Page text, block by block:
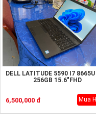
DELL LATITUDE 5590 I7 8665U
256GB 15.6"FHD
6,500,000 đ Mua